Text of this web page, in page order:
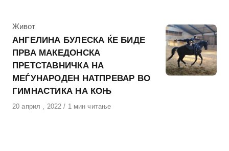
КАтегорија
Живот
АНГЕЛИНА БУЛЕСКА ЌЕ БИДЕ
ПРВА МАКЕДОНСКА
ПРЕТСТАВНИЧКА НА
МЕЃУНАРОДЕН НАТПРЕВАР ВО
ГИМНАСТИКА НА КОЊ
Објавено
20 април , 2022 1 мин читање